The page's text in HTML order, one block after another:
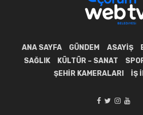
ANA SAYFA GÜNDEM ASAYIŞ
SAĞLIK
KÜLTÜR – SANAT
ŞEHIR KAMERALARI
İŞ